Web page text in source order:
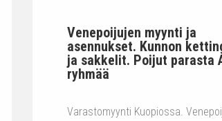
Venepoijujen myynti ja
asennukset. Kunnon
ja sakkelit. Poijut parasta
ryhmää
Varastomyynti Kuopiossa.